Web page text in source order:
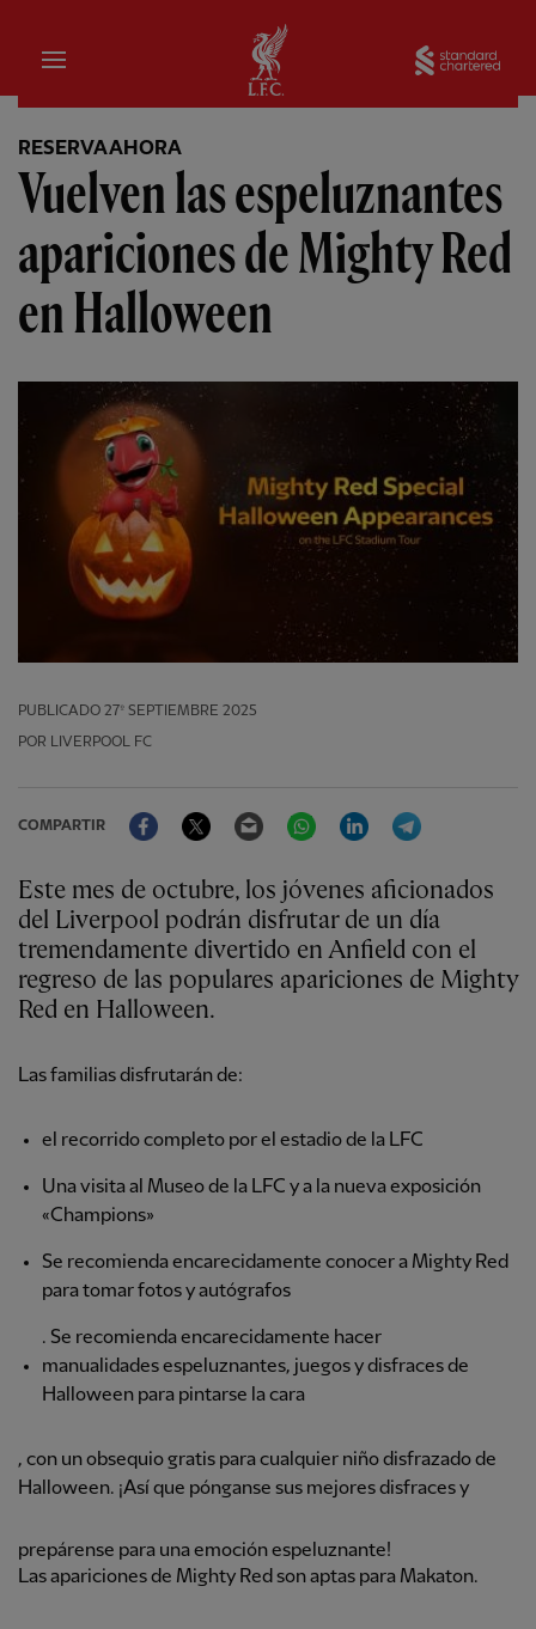
Hogar
RESERVA AHORA
Vuelven las espeluznantes
apariciones de Mighty Red
en Halloween
PUBLICADO 27º SEPTIEMBRE 2025
POR LIVERPOOL FC
COMPARTIR
FacebookTwitter Email WhatsAppLinkedIn
Este mes de octubre, los jóvenes aficionados
del Liverpool podrán disfrutar de un día
tremendamente divertido en Anfield con el
regreso de las populares apariciones de Mighty
Red en Halloween.
Las familias disfrutarán de:
el recorrido completo por el estadio de la LFC
Una visita al Museo de la LFC y a la nueva exposición
«Champions»
Se recomienda encarecidamente conocer a Mighty Red
para tomar fotos y autógrafos
. Se recomienda encarecidamente hacer
manualidades espeluznantes, juegos y disfraces de
Halloween para pintarse la cara
, con un obsequio gratis para cualquier niño disfrazado de
Halloween. ¡Así que pónganse sus mejores disfraces y
prepárense para una emoción espeluznante!
Las apariciones de Mighty Red son aptas para Makaton.